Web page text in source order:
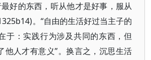
好的东西，听从他才是好事，服从
。“自由的生活好过当主子的
于：实践行为涉及共同的东西，但
他人才有意义”。换言之，沉思生活